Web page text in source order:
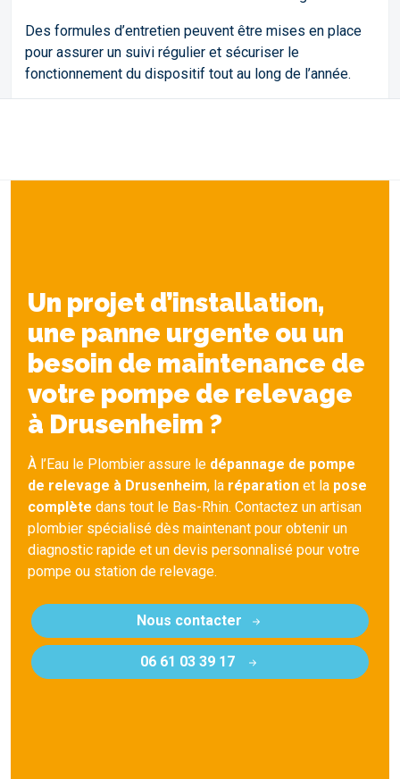
Des formules d’entretien peuvent être mises en place
pour assurer un suivi régulier et sécuriser le
fonctionnement du dispositif tout au long de l’année.
Un projet d’installation,
une panne urgente ou un
besoin de maintenance de
votre pompe de relevage
à Drusenheim ?
À l’Eau le Plombier assure le dépannage de pompe
de relevage à Drusenheim, la réparationet la pose
complète dans tout le Bas-Rhin. Contactez un artisan
plombier spécialisé dès maintenant pour obtenir un
diagnostic rapide et un devis personnalisé pour votre
pompe ou station de relevage.
Nous contacter
06 61 03 39 17